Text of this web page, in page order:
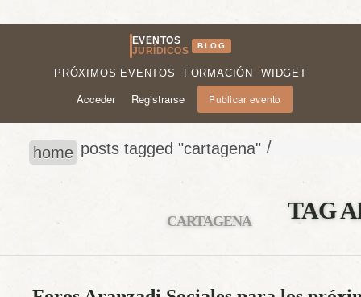
EVENTOS
JURÍDICOS
BLOG
PRÓXIMOS EVENTOS FORMACIÓN WIDGET
Acceder Registrarse Publicar evento
home /
posts tagged "cartagena"
TAG
CARTAGENA